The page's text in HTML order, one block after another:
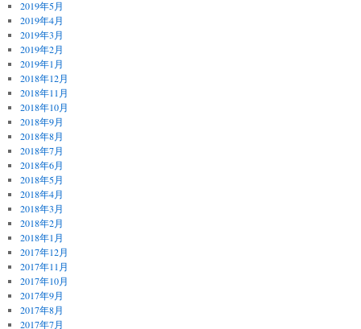
2019年5月
2019年4月
2019年3月
2019年2月
2019年1月
2018年12月
2018年11月
2018年10月
2018年9月
2018年8月
2018年7月
2018年6月
2018年5月
2018年4月
2018年3月
2018年2月
2018年1月
2017年12月
2017年11月
2017年10月
2017年9月
2017年8月
2017年7月